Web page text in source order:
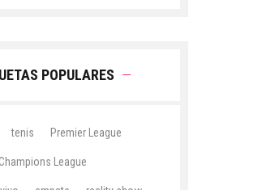
POPULARES
tenis Premier League
Champions League